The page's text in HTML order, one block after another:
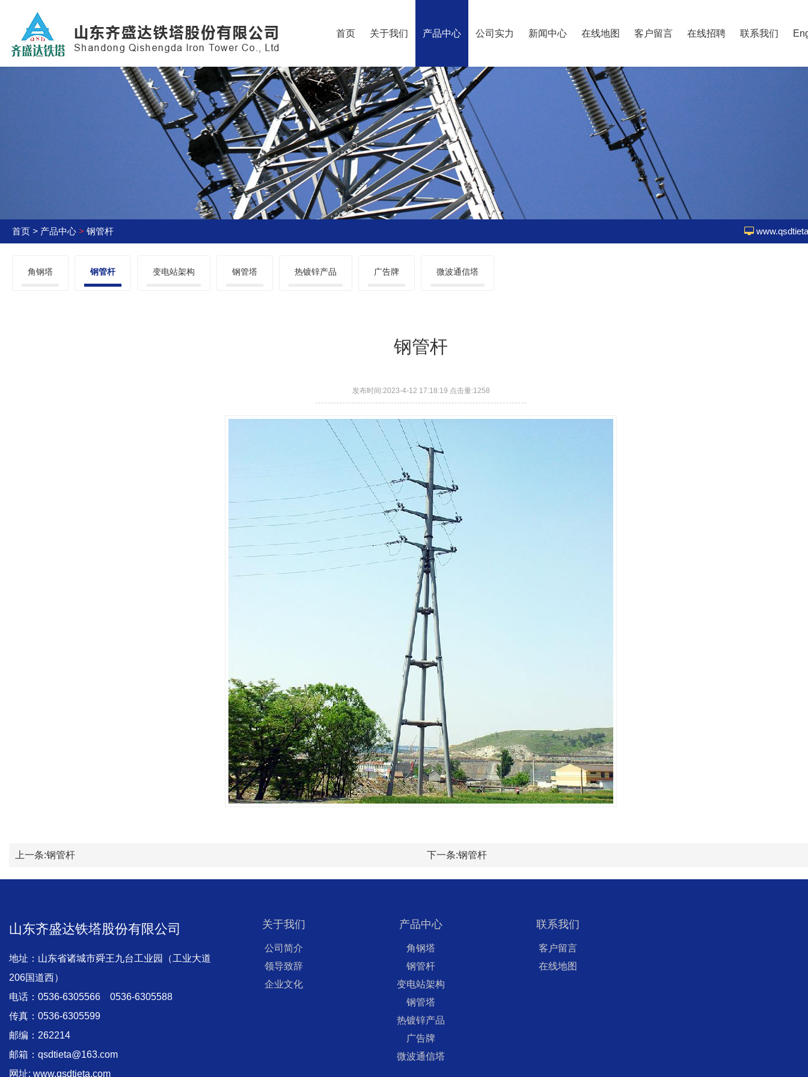
联系我们
在线招聘
客户留言
在线地图
新闻中心
公司实力
产品中心
关于我们
首页
首页 > 产品中心 > 钢管杆
角钢塔 钢管杆 变电站架构 钢管塔 热镀锌产品 广告牌 微波通信塔
钢管杆
发布时间:2023-4-12 17:18:19 点击量:1258
上一条:钢管杆 下一条:钢管杆
山东齐盛达铁塔股份有限公司
地址：山东省诸城市舜王九台工业园（工业大道
206国道西）
电话：0536-6305566 0536-6305588
传真：0536-6305599
邮编：262214
邮箱：qsdtieta@163.com
网址: www.qsdtieta.com
关于我们
公司简介
领导致辞
企业文化
产品中心
角钢塔
钢管杆
变电站架构
钢管塔
热镀锌产品
广告牌
微波通信塔
联系我们
客户留言
在线地图